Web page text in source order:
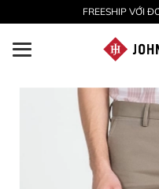
FREESHIP VỚI